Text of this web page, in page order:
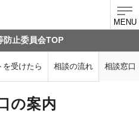
MENU
防止委員会TOP
を受けたら 相談の流れ 相談窓口
の案内